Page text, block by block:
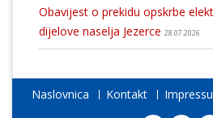
Obavijest o prekidu opskrbe
dijelove naselja Jezerce 28.07.2026
Naslovnica Kontakt